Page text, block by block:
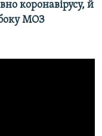
коронавірусу, й
МОЗ